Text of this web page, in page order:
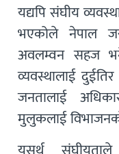
यद्यपि संघीय
भएकोले नेपाल
अवलम्वन सहज
व्यवस्थालाई
जनतालाई
मुलुकलाई